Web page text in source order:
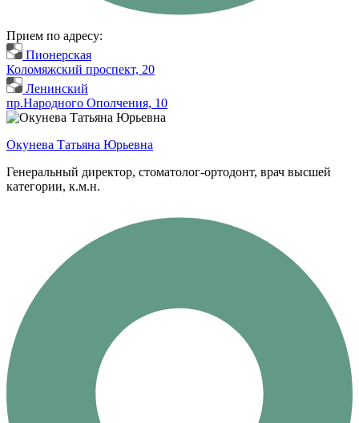
Прием по адресу:
Пионерская
Коломяжский проспект, 20
Ленинский
пр.Народного Ополчения, 10
Окунева Татьяна Юрьевна
Генеральный директор, стоматолог-ортодонт, врач высшей
категории, к.м.н.